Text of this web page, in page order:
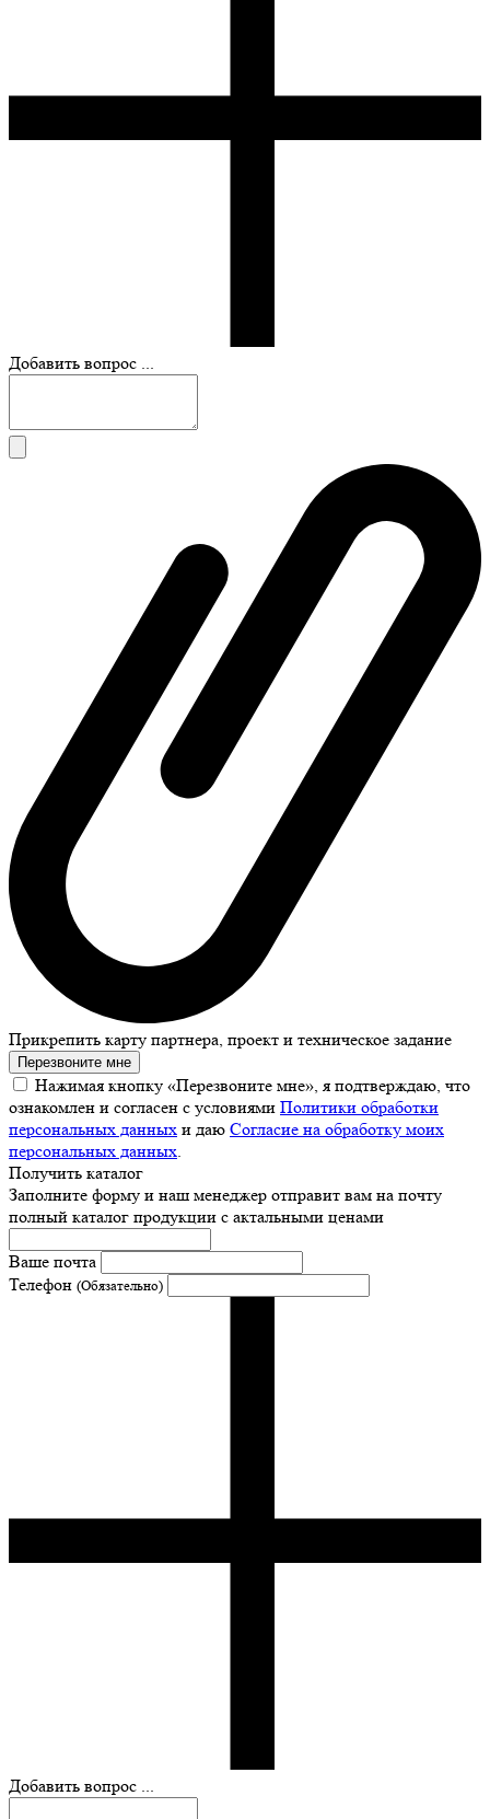
Добавить вопрос ...
Прикрепить карту партнера, проект и техническое задание
Перезвоните мне
Нажимая кнопку «Перезвоните мне», я подтверждаю, что
ознакомлен и согласен с условиями Политики обработки
персональных данных и даю Согласие на обработку моих
персональных данных
Получить каталог
Заполните форму и наш менеджер отправит вам на почту
полный каталог продукции с актальными ценами
Ваше почта
Телефон (Обязательно)
Добавить вопрос ...